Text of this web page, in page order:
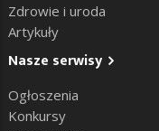
Zdrowie i uroda
Artykuły
Nasze serwisy
Ogłoszenia
Konkursy